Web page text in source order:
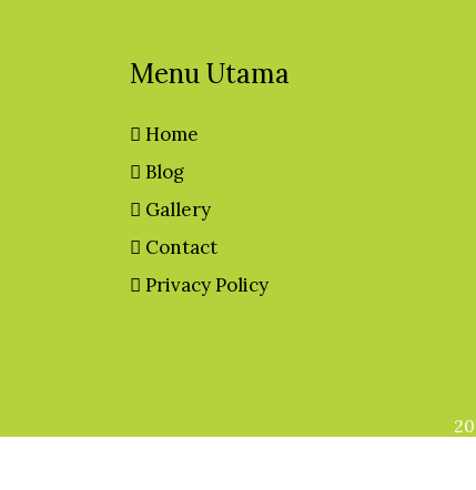
Menu Utama
Home
Blog
Gallery
Contact
Privacy Policy